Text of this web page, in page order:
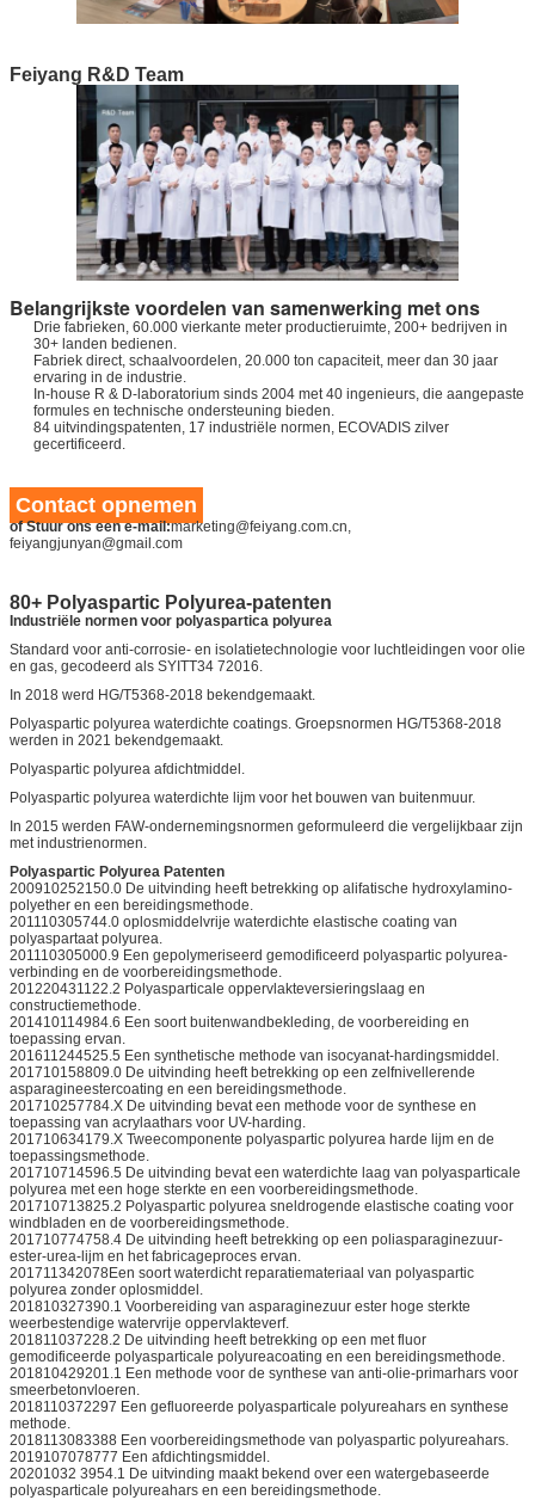
Feiyang R&D Team
Belangrijkste voordelen van samenwerking met ons
Drie fabrieken, 60.000 vierkante meter productieruimte, 200+ bedrijven in
30+ landen bedienen.
Fabriek direct, schaalvoordelen, 20.000 ton capaciteit, meer dan 30 jaar
ervaring in de industrie.
In-house R & D-laboratorium sinds 2004 met 40 ingenieurs, die aangepaste
formules en technische ondersteuning bieden.
84 uitvindingspatenten, 17 industriële normen, ECOVADIS zilver
gecertificeerd.
Contact opnemen
of Stuur ons een e-mail:marketing@feiyang.com.cn,
feiyangjunyan@gmail.com
80+ Polyaspartic Polyurea-patenten
Industriële normen voor polyaspartica polyurea
Standard voor anti-corrosie- en isolatietechnologie voor luchtleidingen voor olie
en gas, gecodeerd als SYITT34 72016.
In 2018 werd HG/T5368-2018 bekendgemaakt.
Polyaspartic polyurea waterdichte coatings. Groepsnormen HG/T5368-2018
werden in 2021 bekendgemaakt.
Polyaspartic polyurea afdichtmiddel.
Polyaspartic polyurea waterdichte lijm voor het bouwen van buitenmuur.
In 2015 werden FAW-ondernemingsnormen geformuleerd die vergelijkbaar zijn
met industrienormen.
Polyaspartic Polyurea Patenten
200910252150.0 De uitvinding heeft betrekking op alifatische hydroxylamino-
polyether en een bereidingsmethode.
201110305744.0 oplosmiddelvrije waterdichte elastische coating van
polyaspartaat polyurea.
201110305000.9 Een gepolymeriseerd gemodificeerd polyaspartic polyurea-
verbinding en de voorbereidingsmethode.
201220431122.2 Polyasparticale oppervlakteversieringslaag en
constructiemethode.
201410114984.6 Een soort buitenwandbekleding, de voorbereiding en
toepassing ervan.
201611244525.5 Een synthetische methode van isocyanat-hardingsmiddel.
201710158809.0 De uitvinding heeft betrekking op een zelfnivellerende
asparagineestercoating en een bereidingsmethode.
201710257784.X De uitvinding bevat een methode voor de synthese en
toepassing van acrylaathars voor UV-harding.
201710634179.X Tweecomponente polyaspartic polyurea harde lijm en de
toepassingsmethode.
201710714596.5 De uitvinding bevat een waterdichte laag van polyasparticale
polyurea met een hoge sterkte en een voorbereidingsmethode.
201710713825.2 Polyaspartic polyurea sneldrogende elastische coating voor
windbladen en de voorbereidingsmethode.
201710774758.4 De uitvinding heeft betrekking op een poliasparaginezuur-
ester-urea-lijm en het fabricageproces ervan.
201711342078Een soort waterdicht reparatiemateriaal van polyaspartic
polyurea zonder oplosmiddel.
201810327390.1 Voorbereiding van asparaginezuur ester hoge sterkte
weerbestendige watervrije oppervlakteverf.
201811037228.2 De uitvinding heeft betrekking op een met fluor
gemodificeerde polyasparticale polyureacoating en een bereidingsmethode.
201810429201.1 Een methode voor de synthese van anti-olie-primarhars voor
smeerbetonvloeren.
2018110372297 Een gefluoreerde polyasparticale polyureahars en synthese
methode.
2018113083388 Een voorbereidingsmethode van polyaspartic polyureahars.
2019107078777 Een afdichtingsmiddel.
20201032 3954.1 De uitvinding maakt bekend over een watergebaseerde
polyasparticale polyureahars en een bereidingsmethode.